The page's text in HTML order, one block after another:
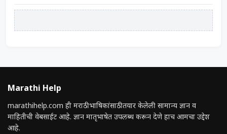
Marathi Help
marathihelp.com ही मराठी भाषिकांसाठी तयार केलेली सामान्य ज्ञान व
माहितीची वेबसाईट आहे. ज्ञान मातृभाषेत उपलब्ध करून देणे हाच आमचा उद्देश
आहे.